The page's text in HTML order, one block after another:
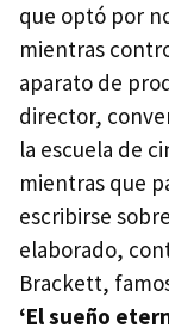
que optó por
mientras
aparato de
director,
la escuela de
mientras que
escribirse
elaborado,
Brackett,
‘El sueño